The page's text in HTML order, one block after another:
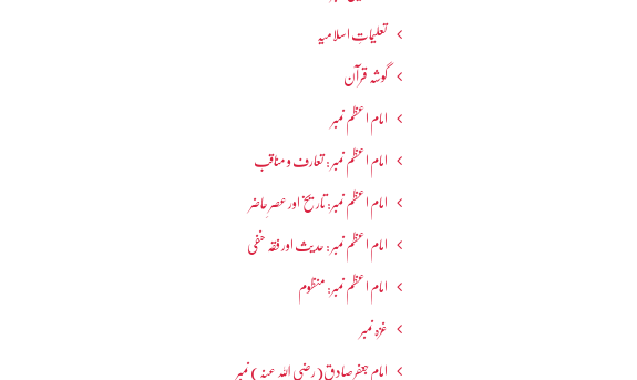
تعلیماتِ اسلامیہ
گوشہ قرآن
امام اعظم نمبر
امام اعظم نمبر : تعارف و مناقب
امام اعظم نمبر: تاریخ اور عصرِ حاضر
امام اعظم نمبر : حدیث اور فقہ حنفی
امام اعظم نمبر: منظوم
غزہ نمبر
امام جعفرصادق(رضی اللہ عنہ) نمبر